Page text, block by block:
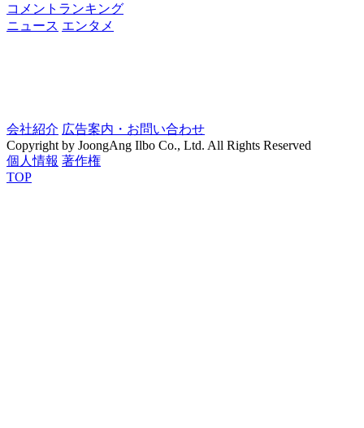
コメントランキング
ニュース エンタメ
会社紹介 広告案内・お問い合わせ
Copyright by JoongAng Ilbo Co., Ltd. All Rights Reserved
個人情報 著作権
TOP